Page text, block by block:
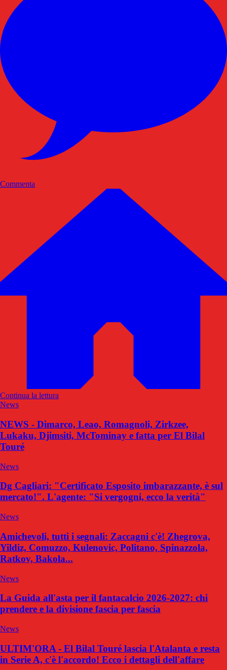
Commenta
Continua la lettura
News
NEWS - Dimarco, Leao, Romagnoli, Zirkzee,
Lukaku, Djimsiti, McTominay e fatta per El Bilal
Touré
News
Dg Cagliari: "Certificato Esposito imbarazzante, è sul
mercato!". L'agente: "Si vergogni, ecco la verità"
News
Amichevoli, tutti i segnali: Zaccagni c'è! Zhegrova,
Yildiz, Comuzzo, Kulenovic, Politano, Spinazzola,
Ratkov, Bakola...
News
La Guida all'asta per il fantacalcio 2026-2027: chi
prendere e la divisione fascia per fascia
News
ULTIM'ORA - El Bilal Touré lascia l'Atalanta e resta
in Serie A, c'è l'accordo! Ecco i dettagli dell'affare